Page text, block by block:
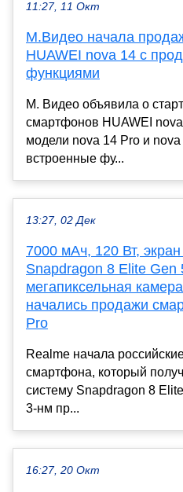
11:27, 11 Окт
М.Видео начала
HUAWEI nova 14 с
функциями
М. Видео объявила о
смартфонов HUAWEI
модели nova 14 Pro и
встроенные фу...
13:27, 02 Дек
7000 мАч, 120 Вт,
Snapdragon 8 Elite Gen
мегапиксельная
начались продажи
Pro
Realme начала
смартфона, который
систему Snapdragon 8
3-нм пр...
16:27, 20 Окт